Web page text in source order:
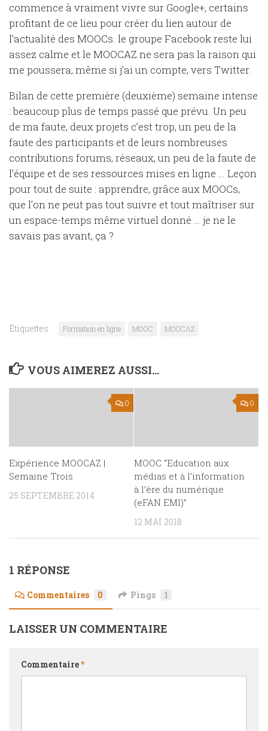
commence à vraiment vivre sur Google+, certains
profitant de ce lieu pour créer du lien autour de
l’actualité des MOOCs. le groupe Facebook reste lui
assez calme et le MOOCAZ ne sera pas la raison qui
me poussera, même si j’ai un compte, vers Twitter.
Bilan de cette première (deuxième) semaine intense
: beaucoup plus de temps passé que prévu. Un peu
de ma faute, deux projets c’est trop, un peu de la
faute des participants et de leurs nombreuses
contributions forums, réseaux, un peu de la faute de
l’équipe et de ses ressources mises en ligne … Leçon
pour tout de suite : apprendre, grâce aux MOOCs,
que l’on ne peut pas tout suivre et tout maîtriser sur
un espace-temps même virtuel donné … je ne le
savais pas avant, ça ?
Étiquettes : Formation en ligne MOOC MOOCAZ
VOUS AIMEREZ AUSSI...
0
Expérience MOOCAZ |
Semaine Trois
25 SEPTEMBRE 2014
0
MOOC “Education aux
médias et à l’information
à l’ère du numérique
(eFAN EMI)”
12 MAI 2018
1 RÉPONSE
Commentaires 0 Pings 1
LAISSER UN COMMENTAIRE
Commentaire*